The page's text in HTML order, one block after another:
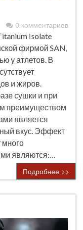
0 комментариев
Isolate
фирмой SAN,
у атлетов. В
и жиров.
сушки и при
преимуществом
является
вкус. Эффект
много
являются:…
Подробнее >>